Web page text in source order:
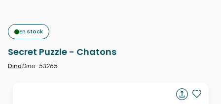
En stock
Secret Puzzle - Chatons
DinoDino-53265